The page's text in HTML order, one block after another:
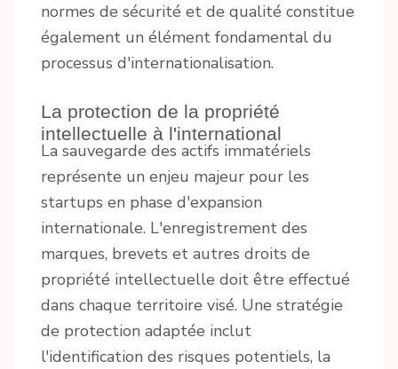
normes de sécurité et de qualité constitue
également un élément fondamental du
processus d'internationalisation.
La protection de la propriété
intellectuelle à l'international
La sauvegarde des actifs immatériels
représente un enjeu majeur pour les
startups en phase d'expansion
internationale. L'enregistrement des
marques, brevets et autres droits de
propriété intellectuelle doit être effectué
dans chaque territoire visé. Une stratégie
de protection adaptée inclut
l'identification des risques potentiels, la